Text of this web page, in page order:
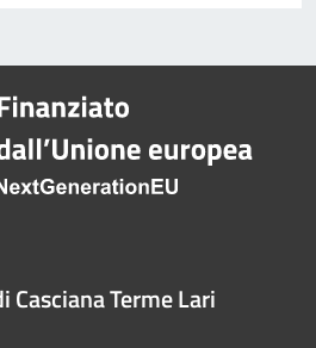
Casciana Terme Lari